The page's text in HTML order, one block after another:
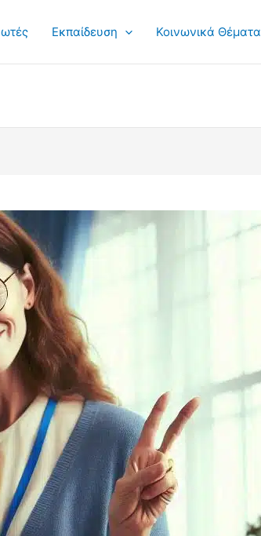
Εκπαίδευση Κοινωνικά Θέματα